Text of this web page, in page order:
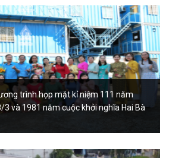
trình họp mặt kỉ niệm 111 năm
3 và 1981 năm cuộc khởi nghĩa Hai Bà